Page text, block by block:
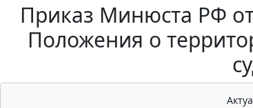
Приказ Минюста РФ
Положения о